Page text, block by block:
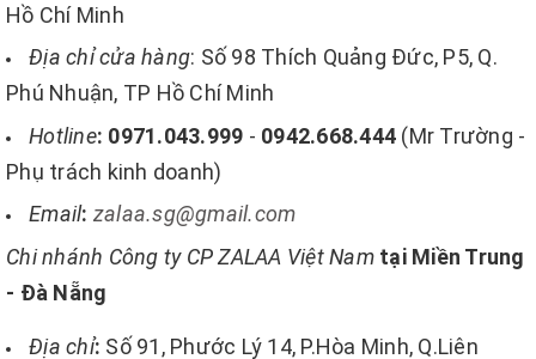
Hồ Chí Minh
Địa chỉ cửa hàng: Số 98 Thích Quảng Đức, P5, Q.
Phú Nhuận, TP Hồ Chí Minh
Hotline: 0971.043.999 - 0942.668.444 (Mr Trường -
Phụ trách kinh doanh)
Email: zalaa.sg@gmail.com
Chi nhánh Công ty CP ZALAA Việt Namtại Miền Trung
- Đà Nẵng
Địa chỉ: Số 91, Phước Lý 14, P.Hòa Minh, Q.Liên